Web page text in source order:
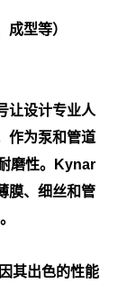
型等）
让设计专业人
作为泵和管道
磨性。Kynar
膜、细丝和管
其出色的性能